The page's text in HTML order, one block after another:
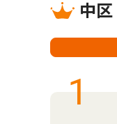
中
1